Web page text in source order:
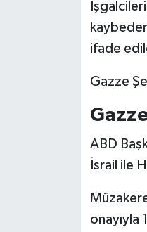
ifade
Gazze
ABD
İsrail ile
Çanakkale
Diyarbakır
Düzce Müftülüğü
İhtida Haberleri